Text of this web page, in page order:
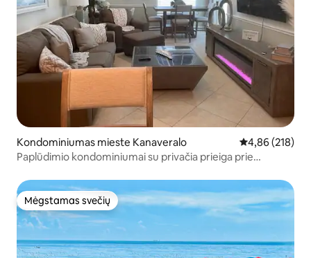
Kondominiumas mieste Kanaveralo Vidutinis
4,86 (218)
Paplūdimio kondominiumai su privačia prieiga prie
Mėgstamas svečių
Mėgstamas svečių